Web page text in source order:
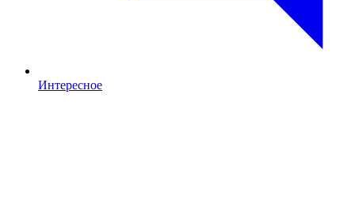
Интересное